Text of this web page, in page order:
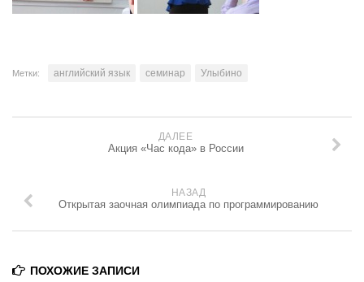
Метки: английский язык семинар Улыбино
ДАЛЕЕ
Акция «Час кода» в России
НАЗАД
Открытая заочная олимпиада по программированию
ПОХОЖИЕ ЗАПИСИ